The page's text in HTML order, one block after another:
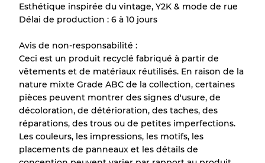
Qualité AB
70% A, 30% B
Qualité BC
Esthétique inspirée du vintage, Y2K & mode de rue
Délai de production : 6 à 10 jours
Avis de non-responsabilité :
Ceci est un produit recyclé fabriqué à partir de
vêtements et de matériaux réutilisés. En raison de la
nature mixte Grade ABC de la collection, certaines
pièces peuvent montrer des signes d'usure, de
décoloration, de détérioration, des taches, des
réparations, des trous ou de petites imperfections.
Les couleurs, les impressions, les motifs, les
placements de panneaux et les détails de